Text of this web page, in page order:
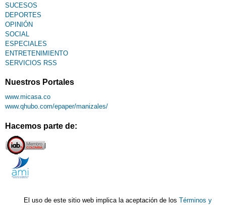
SUCESOS
DEPORTES
OPINIÓN
SOCIAL
ESPECIALES
ENTRETENIMIENTO
SERVICIOS RSS
Nuestros Portales
www.micasa.co
www.qhubo.com/epaper/manizales/
Hacemos parte de:
El uso de este sitio web implica la aceptación de losTérminos y